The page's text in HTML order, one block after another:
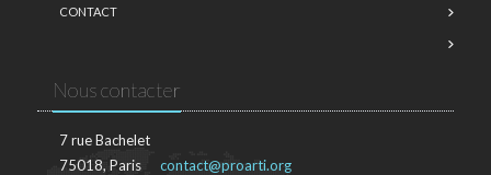
CONTACT
Nous contacter
7 rue Bachelet
75018, Paris
contact@proarti.org